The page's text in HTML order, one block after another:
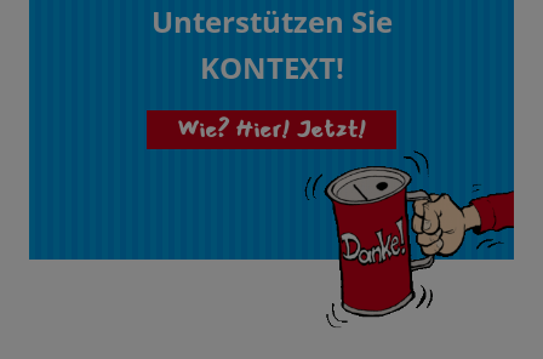
Unterstützen Sie
KONTEXT!
Wie? Hier! Jetzt!